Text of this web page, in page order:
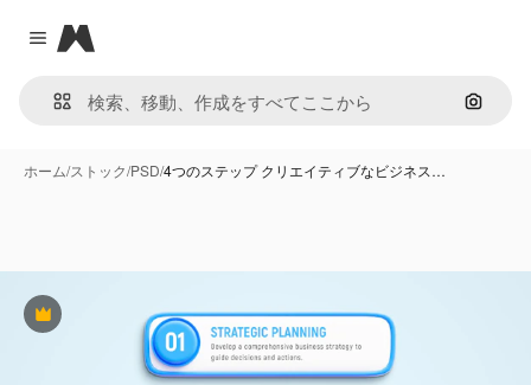
Close menu
Magnific
画像で
ホーム/ストック/PSD/4つのステップ クリエイティブなビジネス…
Premium